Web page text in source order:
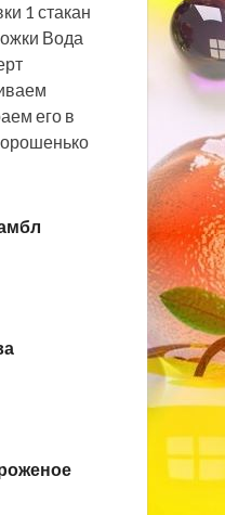
1 стакан
Вода
его в